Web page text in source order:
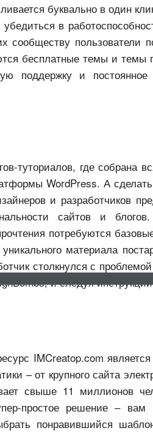
буквально в один
в
пользователи
бесплатные темы и темы
поддержку и
туториалов, где собрана
WordPress. А
и разработчиков
сайтов и
потребуются
материала
столкнулся с
и следуя
IMCreatop.com
– от крупного сайта
свыше 11 миллионов
простое решение –
понравившийся